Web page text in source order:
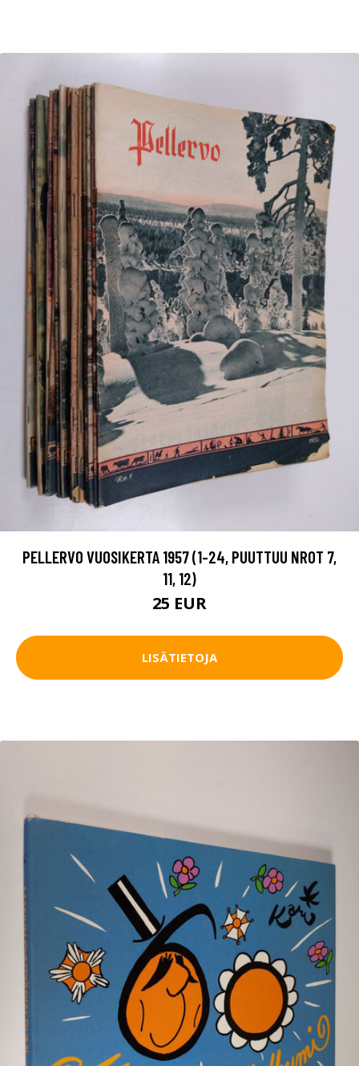
PELLERVO VUOSIKERTA 1957 (1-24, PUUTTUU NROT 7,
11, 12)
25 EUR
LISÄTIETOJA